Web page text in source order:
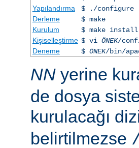
Yapılandırma
$ ./configure
Derleme
$ make
Kurulum
$ make install
Kişiselleştirme $ vi ÖNEK/
Deneme
$ ÖNEK/bin/
NN yerine
de dosya
kurulacağı
belirtilmezse